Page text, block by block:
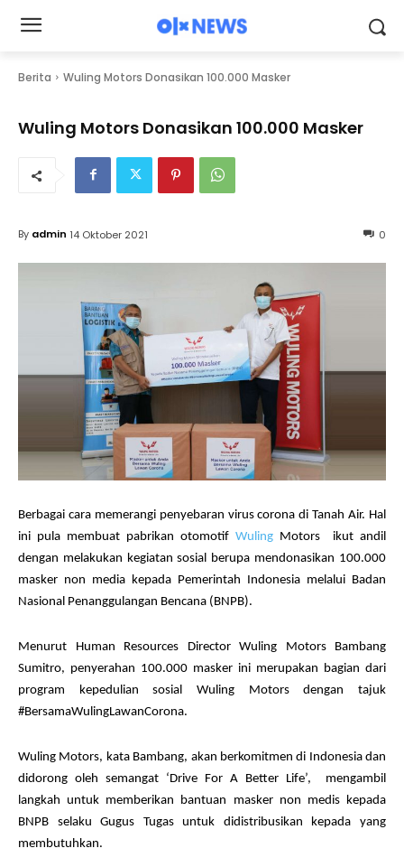
Berita Wuling Motors Donasikan 100.000 Masker
Wuling Motors Donasikan 100.000 Masker
0
By admin 14 Oktober 2021
Berbagai cara memerangi penyebaran virus corona di Tanah Air. Hal
ini pula membuat pabrikan otomotif Wuling Motors ikut andil
dengan melakukan kegiatan sosial berupa mendonasikan 100.000
masker non media kepada Pemerintah Indonesia melalui Badan
Nasional Penanggulangan Bencana (BNPB).
Menurut Human Resources Director Wuling Motors Bambang
Sumitro, penyerahan 100.000 masker ini merupakan bagian dari
program kepedulian sosial Wuling Motors dengan tajuk
#BersamaWulingLawanCorona.
Wuling Motors, kata Bambang, akan berkomitmen di Indonesia dan
didorong oleh semangat ‘Drive For A Better Life’, mengambil
langkah untuk memberikan bantuan masker non medis kepada
BNPB selaku Gugus Tugas untuk didistribusikan kepada yang
membutuhkan.